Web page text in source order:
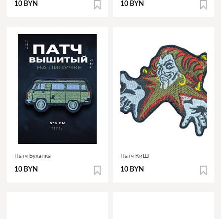
10 BYN 10 BYN
Патч Буханка
10 BYN
Патч КиШ
10 BYN